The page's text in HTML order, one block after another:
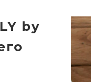
by